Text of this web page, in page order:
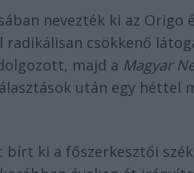
nevezték ki az Origo
csökkenő
majd a Magyar
után egy héttel
ki a főszerkesztői